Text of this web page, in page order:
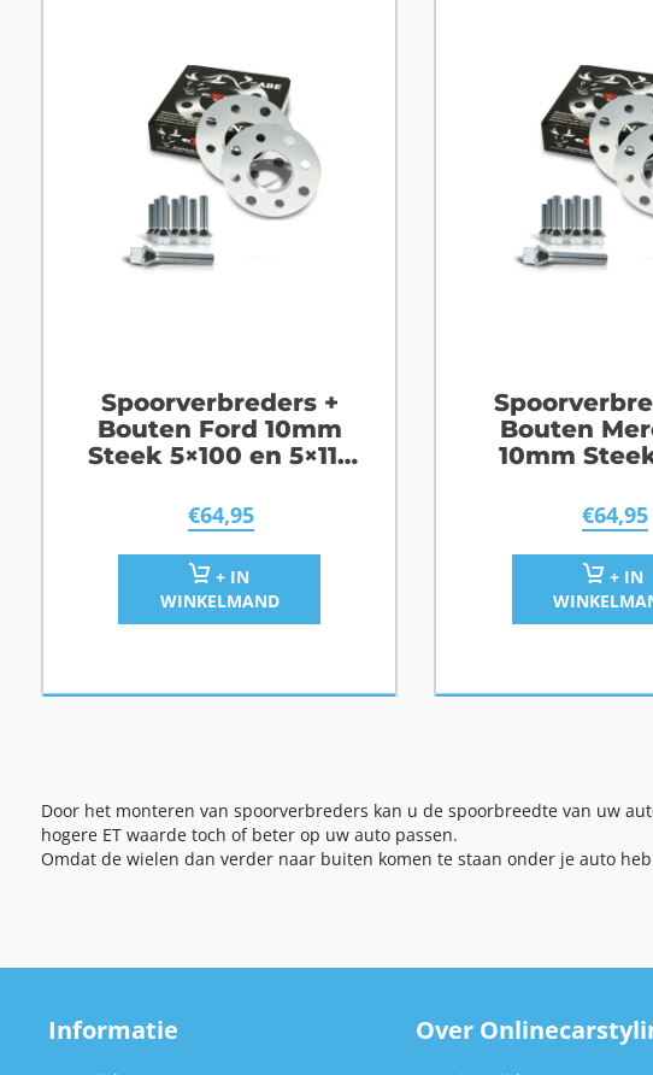
Spoorverbreders +
Bouten Ford 10mm
Steek 5×100 en 5×112
€64,95
+ IN
WINKELMAND
Bouten
10mm
€64,95
+ IN
Door het monteren van spoorverbreders kan u de spoorbreedte van uw
hogere ET waarde toch of beter op uw auto passen.
Omdat de wielen dan verder naar buiten komen te staan onder je auto
Informatie Over